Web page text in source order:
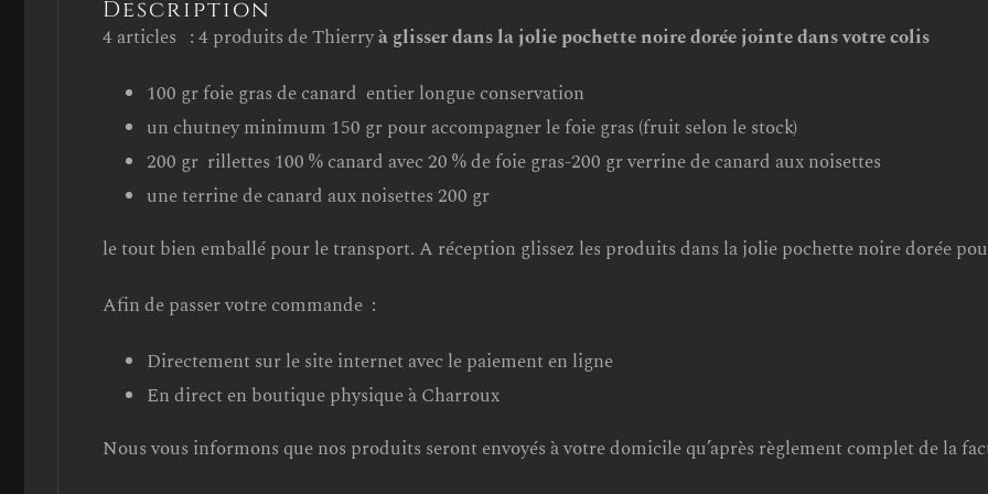
idée
(image
non
contractuelle)
Description
4 articles : 4 produits de Thierryà glisser dans la jolie pochette noire dorée jointe dans votre colis
100 gr foie gras de canard entier longue conservation
un chutney minimum 150 gr pour accompagner le foie gras (fruit selon le stock)
200 gr rillettes 100 % canard avec 20 % de foie gras-200 gr verrine de canard aux noisettes
une terrine de canard aux noisettes 200 gr
le tout bien emballé pour le transport. A réception glissez les produits dans la jolie pochette noire dorée
Afin de passer votre commande :
Directement sur le site internet avec le paiement en ligne
En direct en boutique physique à Charroux
Nous vous informons que nos produits seront envoyés à votre domicile qu’après règlement complet de la